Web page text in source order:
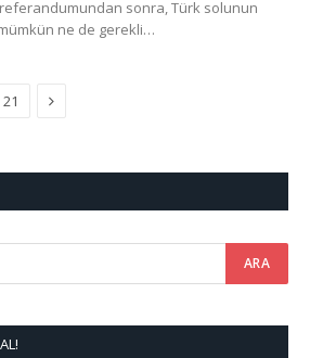
sonra, Türk solunun
ne de gerekli…
21 Next